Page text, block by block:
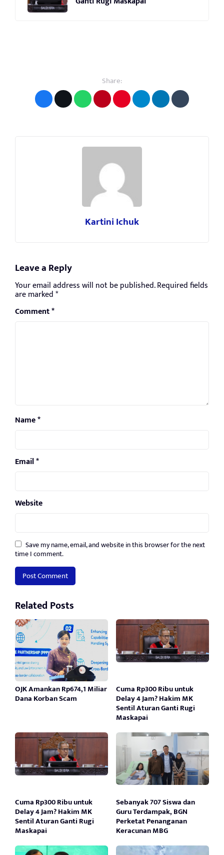
Share:
Kartini Ichuk
Leave a Reply
Your email address will not be published.Required fields
are marked*
Comment*
Name*
Email*
Website
Save my name, email, and website in this browser for the next
time I comment.
Related Posts
OJK Amankan Rp674,1 Miliar
Dana Korban Scam
Cuma Rp300 Ribu untuk
Delay 4 Jam? Hakim MK
Sentil Aturan Ganti Rugi
Maskapai
Cuma Rp300 Ribu untuk
Delay 4 Jam? Hakim MK
Sentil Aturan Ganti Rugi
Maskapai
Sebanyak 707 Siswa dan
Guru Terdampak, BGN
Perketat Penanganan
Keracunan MBG